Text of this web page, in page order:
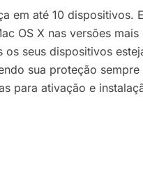
em até 10 dispositivos.
OS X nas versões mais
seus dispositivos
sua proteção
para ativação e